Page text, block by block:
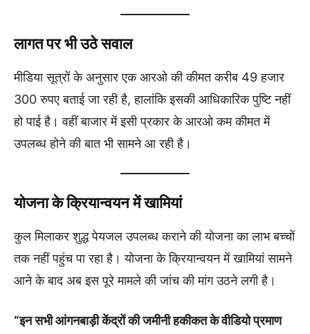
लागत पर भी उठे सवाल
मीडिया सूत्रों के अनुसार एक आरओ की कीमत करीब 49 हजार
300 रुपए बताई जा रही है, हालांकि इसकी आधिकारिक पुष्टि नहीं
हो पाई है। वहीं बाजार में इसी प्रकार के आरओ कम कीमत में
उपलब्ध होने की बात भी सामने आ रही है।
योजना के क्रियान्वयन में खामियां
कुल मिलाकर शुद्ध पेयजल उपलब्ध कराने की योजना का लाभ बच्चों
तक नहीं पहुंच पा रहा है। योजना के क्रियान्वयन में खामियां सामने
आने के बाद अब इस पूरे मामले की जांच की मांग उठने लगी है।
“इन सभी आंगनबाड़ी केंद्रों की जमीनी हकीकत के वीडियो प्रमाण